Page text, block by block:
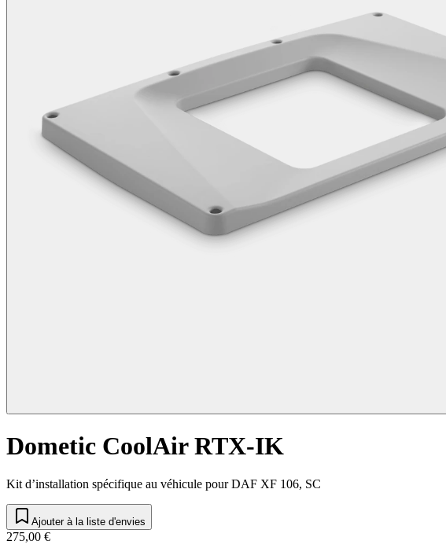
Dometic CoolAir RTX-IK
Kit d’installation spécifique au véhicule pour DAF XF 106, SC
Ajouter à la liste d'envies
275,00 €